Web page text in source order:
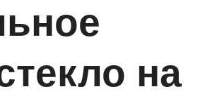
на